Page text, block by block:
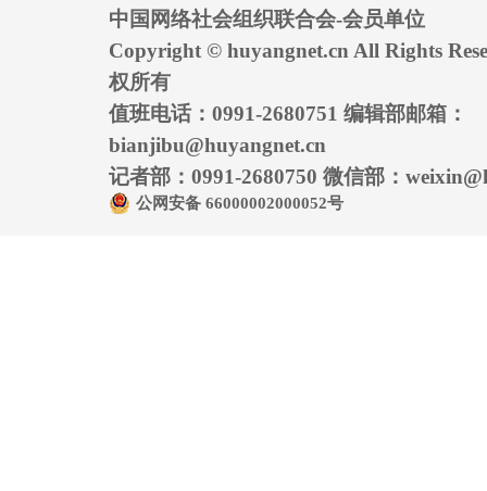
中国网络社会组织联合会-会员单位
Copyright © huyangnet.cn All Rights
权所有
值班电话：0991-2680751 编辑部邮箱：
bianjibu@huyangnet.cn
记者部：0991-2680750 微信部：
公网安备 66000002000052号